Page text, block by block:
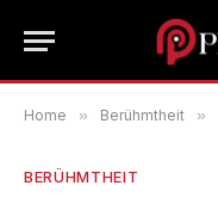
Home » Berühmtheit »
BERÜHMTHEIT